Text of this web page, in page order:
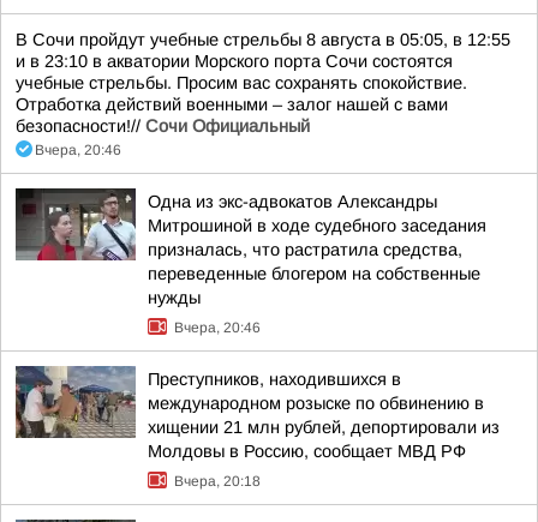
В Сочи пройдут учебные стрельбы 8 августа в 05:05, в 12:55
и в 23:10 в акватории Морского порта Сочи состоятся
учебные стрельбы. Просим вас сохранять спокойствие.
Отработка действий военными – залог нашей с вами
безопасности!// Сочи Официальный
Вчера, 20:46
Одна из экс-адвокатов Александры
Митрошиной в ходе судебного заседания
призналась, что растратила средства,
переведенные блогером на собственные
нужды
Вчера, 20:46
Преступников, находившихся в
международном розыске по обвинению в
хищении 21 млн рублей, депортировали из
Молдовы в Россию, сообщает МВД РФ
Вчера, 20:18